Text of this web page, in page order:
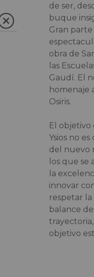
de ser,
buque
Gran
obra de
las
Gaudí. El
homenaje
Osiris.
El objetivo
Ysios no
del nuevo
los que se
la
innovar
respetar la
balance
objetivo